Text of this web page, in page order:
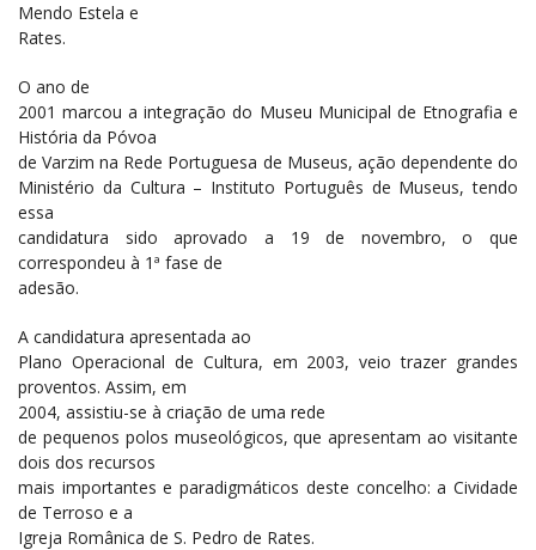
Mendo Estela e
Rates.
O ano de
2001 marcou a integração do Museu Municipal de Etnografia e
História da Póvoa
de Varzim na Rede Portuguesa de Museus, ação dependente do
Ministério da Cultura – Instituto Português de Museus, tendo
essa
candidatura sido aprovado a 19 de novembro, o que
correspondeu à 1ª fase de
adesão.
A candidatura apresentada ao
Plano Operacional de Cultura, em 2003, veio trazer grandes
proventos. Assim, em
2004, assistiu-se à criação de uma rede
de pequenos polos museológicos, que apresentam ao visitante
dois dos recursos
mais importantes e paradigmáticos deste concelho: a Cividade
de Terroso e a
Igreja Românica de S. Pedro de Rates.